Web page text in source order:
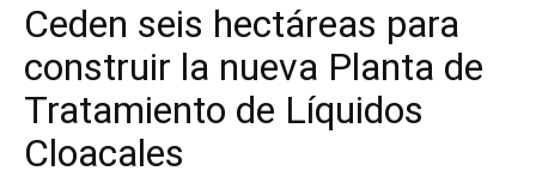
Ceden seis hectáreas para
construir la nueva Planta de
Tratamiento de Líquidos
Cloacales